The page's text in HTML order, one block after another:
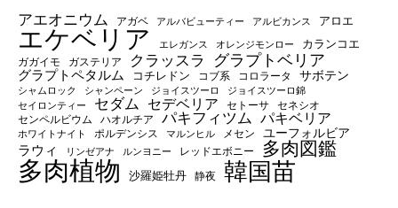
アエオニウム アガベ アルバビューティー アルビカンス アロエ
エケベリア エレガンス オレンジモンロー カランコエ
ガガイモ ガステリア クラッスラ グラプトベリア
グラプトペタルム コチレドン コブ系 コロラータ サボテン
シャムロック シャンペーン ジョイスツーロ
ジョイスツーロ錦
セイロンティー
セダム セデベリア セトーサ
セネシオ
センペルビウム
ハオルチア パキフィツム パキベリア
ホワイトナイト ポルデンシス マルンヒル メセン
ユーフォルビア
ラウィ
リンゼアナ ルンヨニー レッドエボニー 多肉図鑑
多肉植物 沙羅姫牡丹 静夜 韓国苗